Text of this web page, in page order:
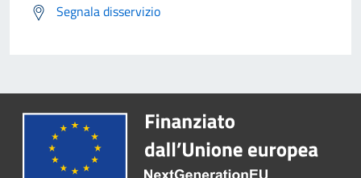
Segnala disservizio